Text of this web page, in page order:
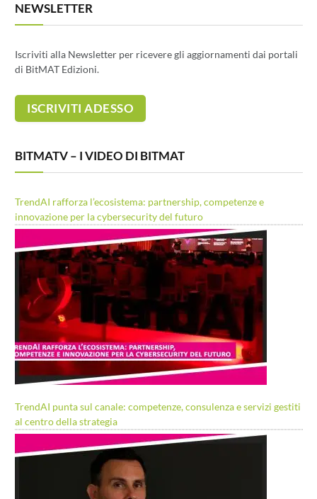
NEWSLETTER
Iscriviti alla Newsletter per ricevere gli aggiornamenti dai portali
di BitMAT Edizioni.
BITMATV – I VIDEO DI BITMAT
TrendAI rafforza l’ecosistema: partnership, competenze e
innovazione per la cybersecurity del futuro
TrendAI punta sul canale: competenze, consulenza e servizi gestiti
al centro della strategia